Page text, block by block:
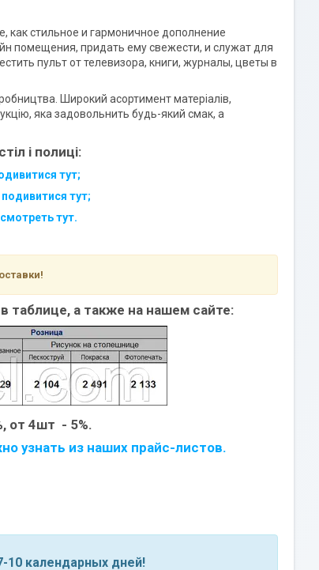
как стильное и гармоничное дополнение
помещения, придать ему свежести, и служат для
пульт от телевизора, книги, журналы, цветы в
Широкий асортимент матеріалів,
яка задовольнить будь-який смак, а
і полиці:
тут;
тут;
тут.
таблице, а также на нашем сайте:
от 4шт - 5%.
узнать из наших прайс-листов.
10 календарных дней!